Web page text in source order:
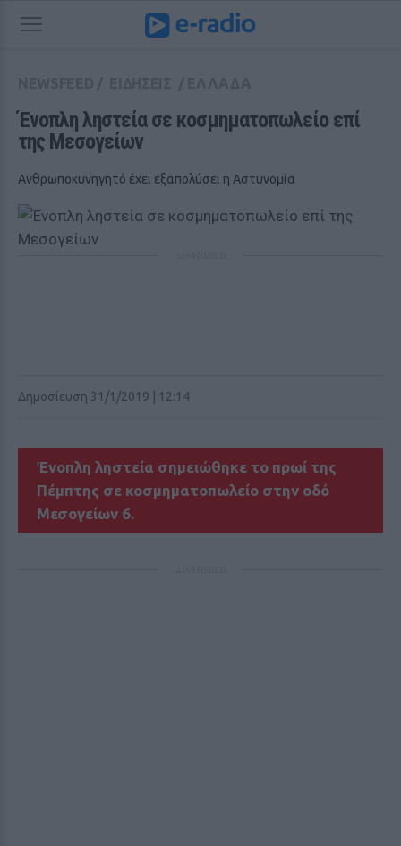
Ένοπλη ληστεία σε κοσμηματοπωλείο επί
της Μεσογείων
Ανθρωποκυνηγητό έχει εξαπολύσει η Αστυνομία
Δημοσίευση 31/1/2019 | 12:14
Ένοπλη ληστεία σημειώθηκε το πρωί της
Πέμπτης σε κοσμηματοπωλείο στην οδό
Μεσογείων 6.